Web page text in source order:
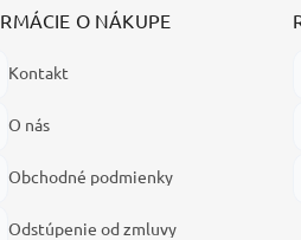
O NÁKUPE
Kontakt
O nás
Obchodné podmienky
Odstúpenie od zmluvy